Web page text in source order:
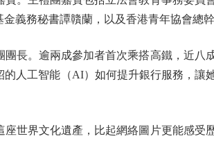
義務秘書譚贛蘭，以及香港青年協會總幹
。逾兩成參加者首次乘搭高鐵，近八
人工智能（AI）如何提升銀行服務，讓
界文化遺產，比起網絡圖片更能感受